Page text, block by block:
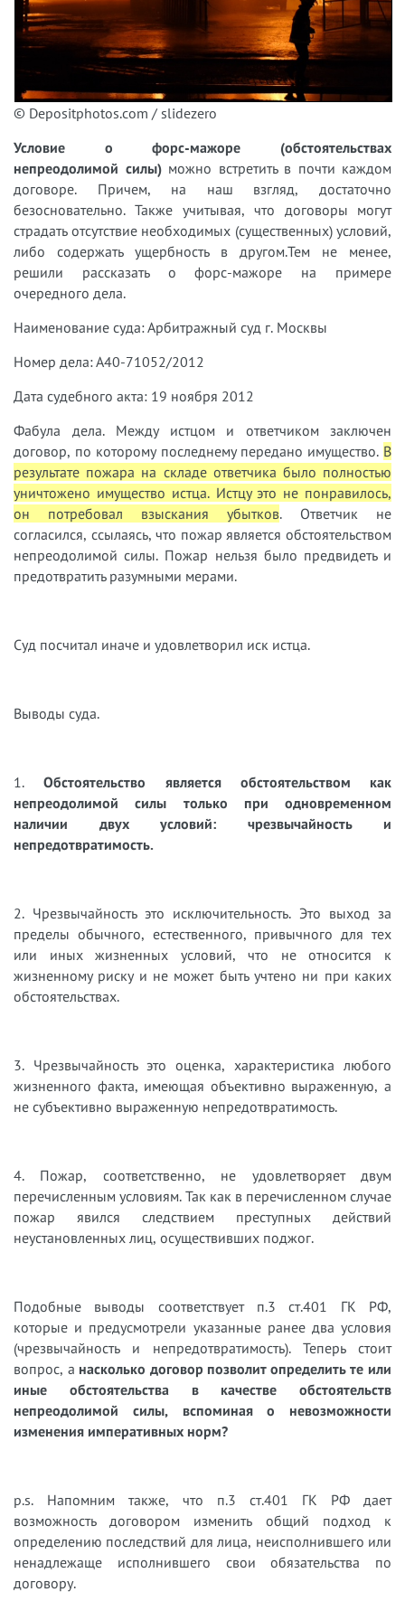
© Depositphotos.com / slidezero
Условие о форс-мажоре (обстоятельствах
непреодолимой силы)можно встретить в почти каждом
договоре. Причем, на наш взгляд, достаточно
безосновательно. Также учитывая, что договоры могут
страдать отсутствие необходимых (существенных) условий,
либо содержать ущербность в другом.Тем не менее,
решили рассказать о форс-мажоре на примере
очередного дела.
Наименование суда: Арбитражный суд г. Москвы
Номер дела: А40-71052/2012
Дата судебного акта: 19 ноября 2012
Фабула дела. Между истцом и ответчиком заключен
договор, по которому последнему передано имущество. В
результате пожара на складе ответчика было полностью
уничтожено имущество истца. Истцу это не понравилось,
он потребовал взыскания убытков. Ответчик не
согласился, ссылаясь, что пожар является обстоятельством
непреодолимой силы. Пожар нельзя было предвидеть и
предотвратить разумными мерами.
Суд посчитал иначе и удовлетворил иск истца.
Выводы суда.
1.Обстоятельство является обстоятельством как
непреодолимой силы только при одновременном
наличии двух условий: чрезвычайность и
непредотвратимость.
2. Чрезвычайность это исключительность. Это выход за
пределы обычного, естественного, привычного для тех
или иных жизненных условий, что не относится к
жизненному риску и не может быть учтено ни при каких
обстоятельствах.
3. Чрезвычайность это оценка, характеристика любого
жизненного факта, имеющая объективно выраженную, а
не субъективно выраженную непредотвратимость.
4. Пожар, соответственно, не удовлетворяет двум
перечисленным условиям. Так как в перечисленном случае
пожар явился следствием преступных действий
неустановленных лиц, осуществивших поджог.
Подобные выводы соответствует п.3 ст.401 ГК РФ,
которые и предусмотрели указанные ранее два условия
(чрезвычайность и непредотвратимость). Теперь стоит
вопрос, а насколько договор позволит определить те или
иные обстоятельства в качестве обстоятельств
непреодолимой силы, вспоминая о невозможности
изменения императивных норм?
p.s. Напомним также, что п.3 ст.401 ГК РФ дает
возможность договором изменить общий подход к
определению последствий для лица, неисполнившего или
ненадлежаще исполнившего свои обязательства по
договору.